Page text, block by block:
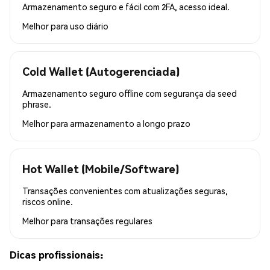
Armazenamento seguro e fácil com 2FA, acesso ideal.
Melhor para uso diário
Cold Wallet (Autogerenciada)
Armazenamento seguro offline com segurança da seed
phrase.
Melhor para armazenamento a longo prazo
Hot Wallet (Mobile/Software)
Transações convenientes com atualizações seguras,
riscos online.
Melhor para transações regulares
Dicas profissionais: